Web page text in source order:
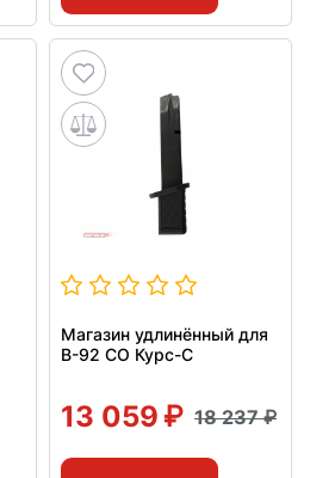
Магазин удлинённый для
В-92 СО Курс-С
13 059 18 237